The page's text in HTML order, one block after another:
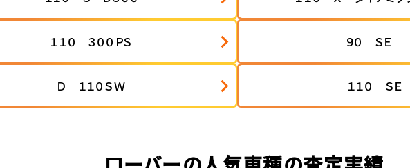
１１０ ３００ＰＳ ９０ ＳＥ
Ｄ １１０ＳＷ １１０ ＳＥ